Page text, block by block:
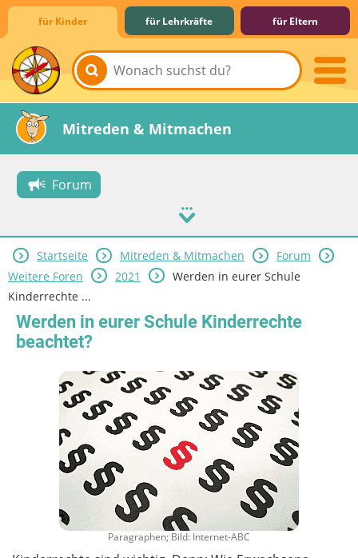
für Kinder für Lehrkräfte für Eltern
Lernen & Schule
Hobby & Freizeit
Spiel & Spaß
Mitreden & Mitmachen
Forum
Startseite Mitreden & Mitmachen
Forum
Weitere Foren
2021
Werden in eurer Schule
Kinderrechte ...
Werden in eurer Schule Kinderrechte
beachtet?
Paragraphen; Bild: Internet-ABC